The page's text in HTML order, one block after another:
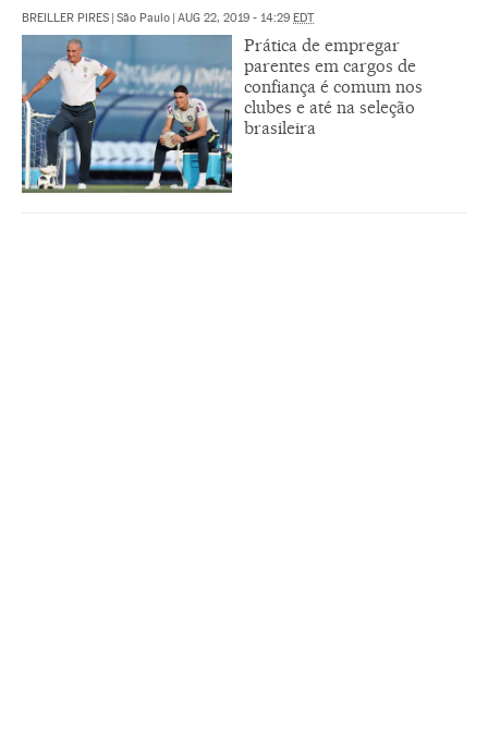
BREILLER PIRES | São Paulo | AUG 22, 2019 - 14:29 EDT
Prática de empregar
parentes em cargos de
confiança é comum nos
clubes e até na seleção
brasileira